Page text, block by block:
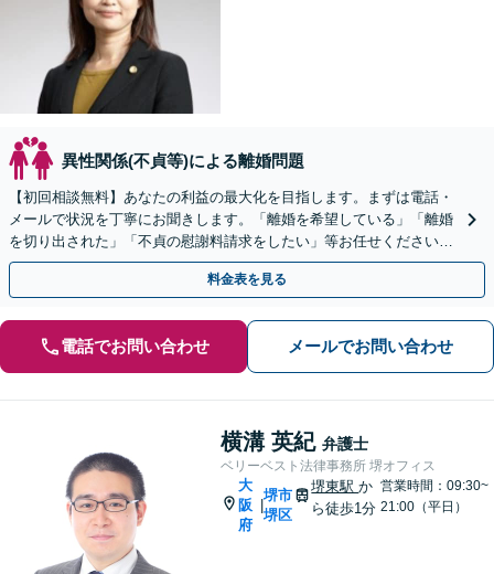
異性関係(不貞等)による離婚問題
【初回相談無料】あなたの利益の最大化を目指します。まずは電話・
メールで状況を丁寧にお聞きします。「離婚を希望している」「離婚
を切り出された」「不貞の慰謝料請求をしたい」等お任せください。
【リーズナブルな料金設定】
料金表を見る
電話でお問い合わせ メールでお問い合わせ
横溝 英紀 弁護士
ベリーベスト法律事務所 堺オフィス
大
阪
府
|
堺市
堺区
堺東駅か
ら徒歩1分
営業時間：09:30~
21:00（平日）